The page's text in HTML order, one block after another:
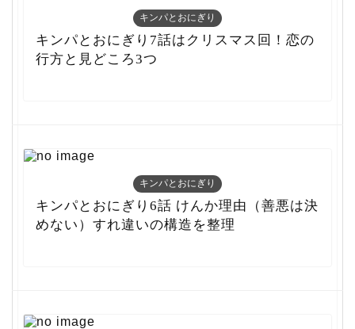
キンパとおにぎり
キンパとおにぎり7話はクリスマス回！恋の
行方と見どころ3つ
キンパとおにぎり
キンパとおにぎり6話 けんか理由（善悪は決
めない）すれ違いの構造を整理